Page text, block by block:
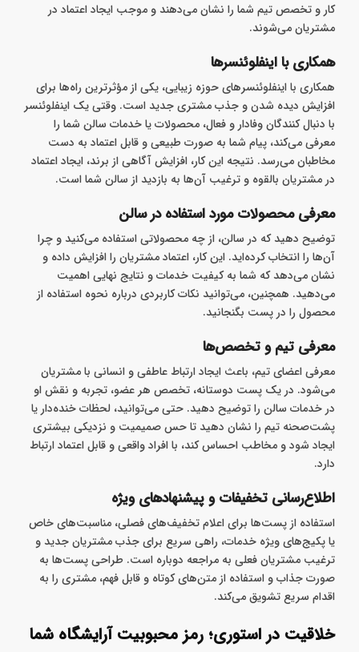
کار و تخصص تیم شما را نشان می‌دهند و موجب ایجاد اعتماد در
مشتریان می‌شوند.
همکاری با اینفلوئنسرها
همکاری با اینفلوئنسرهای حوزه زیبایی، یکی از مؤثرترین راه‌ها برای
افزایش دیده شدن و جذب مشتری جدید است. وقتی یک اینفلوئنسر
با دنبال‌ کنندگان وفادار و فعال، محصولات یا خدمات سالن شما را
معرفی می‌کند، پیام شما به صورت طبیعی و قابل اعتماد به دست
مخاطبان می‌رسد. نتیجه این کار، افزایش آگاهی از برند، ایجاد اعتماد
در مشتریان بالقوه و ترغیب آن‌ها به بازدید از سالن شما است.
معرفی محصولات مورد استفاده در سالن
توضیح دهید که در سالن، از چه محصولاتی استفاده می‌کنید و چرا
آن‌ها را انتخاب کرده‌اید. این کار، اعتماد مشتریان را افزایش داده و
نشان می‌دهد که شما به کیفیت خدمات و نتایج نهایی اهمیت
می‌دهید. همچنین، می‌توانید نکات کاربردی درباره نحوه استفاده از
محصول را در پست بگنجانید.
معرفی تیم و تخصص‌ها
معرفی اعضای تیم، باعث ایجاد ارتباط عاطفی و انسانی با مشتریان
می‌شود. در یک پست دوستانه، تخصص هر عضو، تجربه و نقش او
در خدمات سالن را توضیح دهید. حتی می‌توانید، لحظات خنده‌دار یا
پشت‌صحنه تیم را نشان دهید تا حس صمیمیت و نزدیکی بیشتری
ایجاد شود و مخاطب احساس کند، با افراد واقعی و قابل اعتماد ارتباط
دارد.
اطلاع‌رسانی تخفیفات و پیشنهادهای ویژه
استفاده از پست‌ها برای اعلام تخفیف‌های فصلی، مناسبت‌های خاص
یا پکیج‌های ویژه خدمات، راهی سریع برای جذب مشتریان جدید و
ترغیب مشتریان فعلی به مراجعه دوباره است. طراحی پست‌ها به
صورت جذاب و استفاده از متن‌های کوتاه و قابل فهم، مشتری را به
اقدام سریع تشویق می‌کند.
خلاقیت در استوری؛ رمز محبوبیت آرایشگاه شما